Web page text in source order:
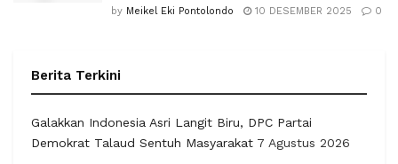
by Meikel Eki Pontolondo 10 DESEMBER 2025 0
Berita Terkini
Galakkan Indonesia Asri Langit Biru, DPC Partai
Demokrat Talaud Sentuh Masyarakat 7 Agustus 2026